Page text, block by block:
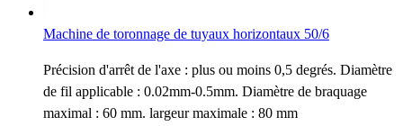
Machine de toronnage de tuyaux horizontaux 50/6
Précision d'arrêt de l'axe : plus ou moins 0,5 degrés. Diamètre
de fil applicable : 0.02mm-0.5mm. Diamètre de braquage
maximal : 60 mm. largeur maximale : 80 mm